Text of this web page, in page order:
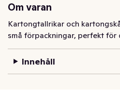
Om varan
Kartongtallrikar och
små förpackningar, perfekt för
Innehåll